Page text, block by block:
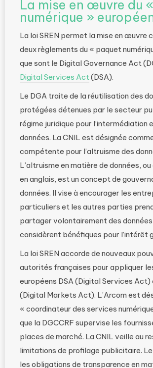
La mise en œuvre du
numérique »
La loi SREN permet la mise en œuvre
deux règlements du « paquet
que sont le Digital Governance Act
Digital Services Act(DSA).
Le DGA traite de la réutilisation des
protégées détenues par le secteur
régime juridique pour l’intermédiation
données. La CNIL est désignée
compétente pour l’altruisme des
L’altruisme en matière de données,
en anglais, est un concept de
données. Il vise à encourager les
particuliers et les autres parties
partager volontairement des données
considèrent bénéfiques pour l’intérêt
La loi SREN accorde de nouveaux
autorités françaises pour appliquer
européens DSA (Digital Services Act)
(Digital Markets Act). L’Arcom est
« coordinateur des services
que la DGCCRF supervise les
places de marché. La CNIL veille au
limitations de profilage publicitaire.
les obligations de transparence en